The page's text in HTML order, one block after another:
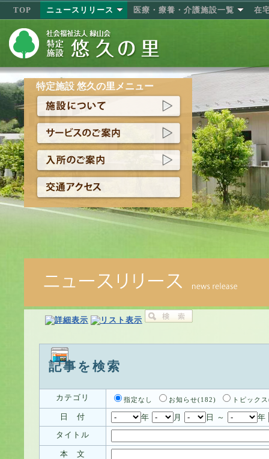
特定施設 悠久の里メニュー
TOP ニュースリリース 医療・療養・介護施設一覧 在
記事を検索
カテゴリ 指定なし お知らせ(182) トピック
日 付 年 月 日 ～
年
タイトル
本 文